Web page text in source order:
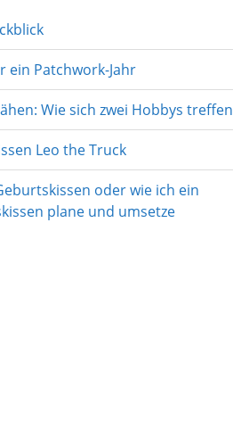
ein Patchwork-Jahr
Wie sich zwei Hobbys treffen
Leo the Truck
oder wie ich ein
plane und umsetze